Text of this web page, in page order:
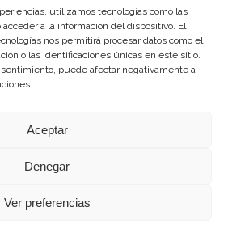
utilizamos tecnologías como las
a la información del dispositivo. El
nos permitirá procesar datos como el
o las identificaciones únicas en este sitio.
puede afectar negativamente a
Aceptar
Denegar
Ver preferencias
realizada por este Consejo
parcialmente, por el Gobierno de
Canarias
de Calidad Agroalimentaria